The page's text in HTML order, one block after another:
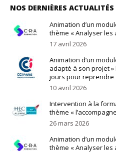
NOS DERNIÈRES ACTUALITÉS
Animation d’un
thème « Analyser
17 avril 2026
Animation d’un
adapté à son projet »
jours pour reprendre
10 avril 2026
Intervention à la
thème «
26 mars 2026
Animation d’un
thème « Analyser